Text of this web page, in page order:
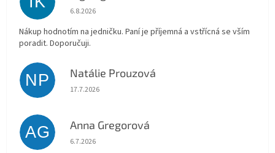
Hodnocení obchodu je 5 z 5 hvězdiček.
6.8.2026
Nákup hodnotím na jedničku. Paní je příjemná a vstřícná se vším
poradit. Doporučuji.
NP Natálie Prouzová
Hodnocení obchodu je 5 z 5 hvězdiček.
17.7.2026
AG Anna Gregorová
Hodnocení obchodu je 5 z 5 hvězdiček.
6.7.2026